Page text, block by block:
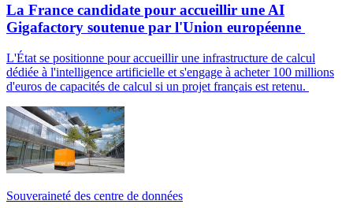
La France candidate pour accueillir une AI
Gigafactory soutenue par l'Union européenne
L'État se positionne pour accueillir une infrastructure de calcul
dédiée à l'intelligence artificielle et s'engage à acheter 100 millions
d'euros de capacités de calcul si un projet français est retenu.
Souveraineté des centre de données